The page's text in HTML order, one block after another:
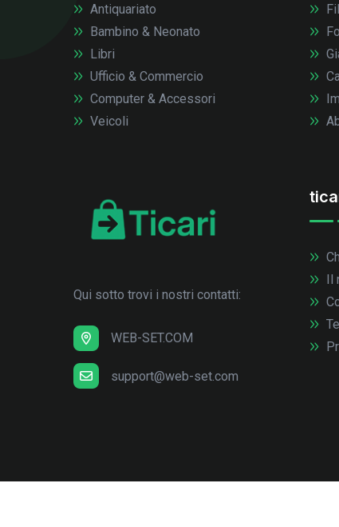
Antiquariato
Bambino & Neonato
Libri
Ufficio & Commercio
Computer & Accessori
Veicoli
Qui sotto trovi i nostri contatti:
WEB-SET.COM
support@web-set.com
Il